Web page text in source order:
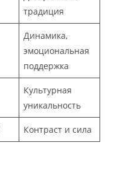
традиция
Динамика,
эмоциональная
поддержка
Культурная
уникальность
Контраст и сила